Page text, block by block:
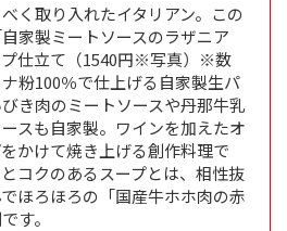
く取り入れたイタリアン。この
家製ミートソースのラザニア
プ仕立て（1540円※写真）※数
粉100％で仕上げる自家製生パ
き肉のミートソースや丹那牛乳
スも自家製。ワインを加えたオ
かけて焼き上げる創作料理で
コクのあるスープとは、相性抜
ほろほろの「国産牛ホホ肉の赤
す。